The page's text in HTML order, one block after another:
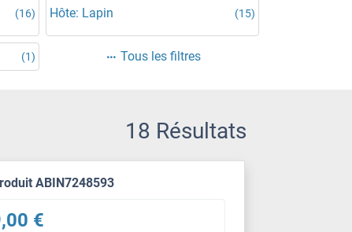
(16) Hôte: Lapin (15)
(1) Tous les filtres
18 Résultats
ABIN7248593
€